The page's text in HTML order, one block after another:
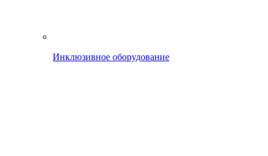
Инклюзивное оборудование